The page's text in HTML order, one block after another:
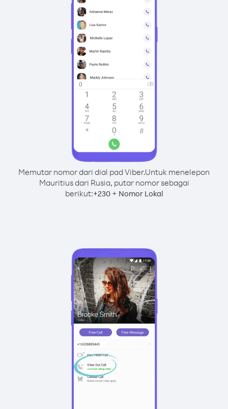
Memutar nomor dari dial pad Viber.Untuk menelepon
Mauritius dari Rusia, putar nomor sebagai
berikut:+230+ Nomor Lokal